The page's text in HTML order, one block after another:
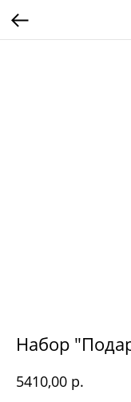
Набор
5410,00 р.